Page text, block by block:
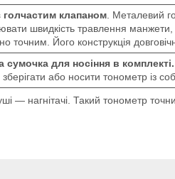
голчастим клапаном . Металевий
швидкість травлення
точним. Його конструкція
сумочка для носіння в комплекті.
зберігати або носити тонометр із
нагнітачі. Такий тонометр